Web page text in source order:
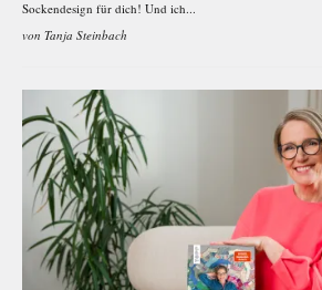
Sockendesign für dich! Und ich...
von Tanja Steinbach